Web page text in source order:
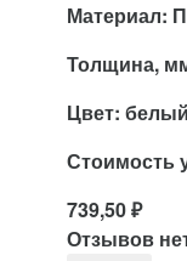
Материал:
Толщина,
Цвет: белый
Стоимость
739,50₽
Отзывов